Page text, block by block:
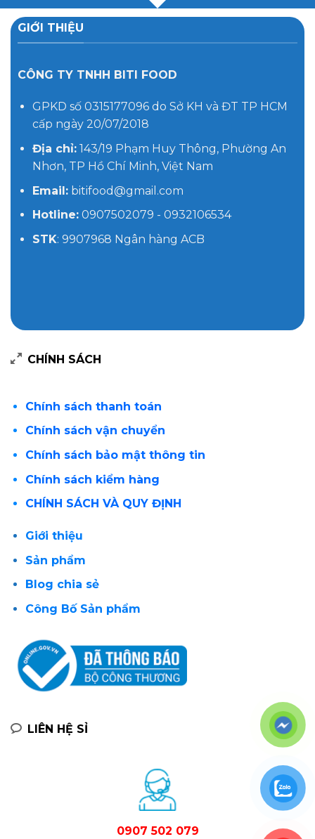
GIỚI THIỆU
CÔNG TY TNHH BITI FOOD
GPKD số 0315177096 do Sở KH và ĐT TP HCM
cấp ngày 20/07/2018
Địa chỉ:143/19 Phạm Huy Thông, Phường An
Nhơn, TP Hồ Chí Minh, Việt Nam
Email:bitifood@gmail.com
Hotline:0907502079 - 0932106534
STK: 9907968 Ngân hàng ACB
CHÍNH SÁCH
Chính sách thanh toán
Chính sách vận chuyển
Chính sách bảo mật thông tin
Chính sách kiểm hàng
CHÍNH SÁCH VÀ QUY ĐỊNH
Giới thiệu
Sản phẩm
Blog chia sẻ
Công Bố Sản phẩm
LIÊN HỆ SỈ
0907 502 079